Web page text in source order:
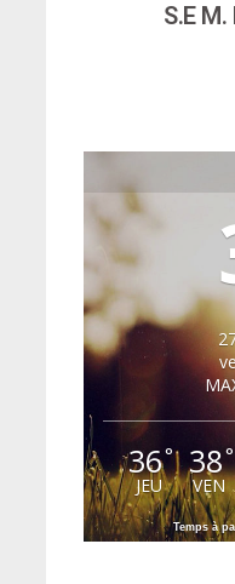
S.E
36°
JEU
38°
VEN
Temps à